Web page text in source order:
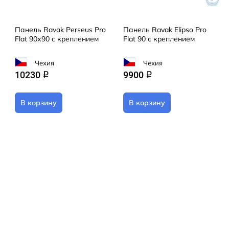
Панель Ravak Perseus Pro
Flat 90х90 с кpеплением
Чехия
10230 q
В корзину
Панель Ravak Elipso Pro
Flat 90 с кpеплением
Чехия
9900 q
В корзину